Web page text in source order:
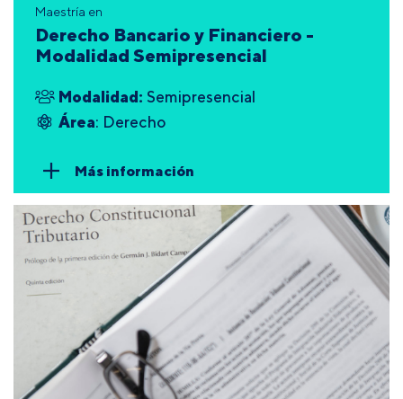
Maestría en
Derecho Bancario y Financiero -
Modalidad Semipresencial
Modalidad: Semipresencial
Área: Derecho
Más información